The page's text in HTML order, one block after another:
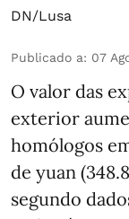
DN/Lusa
Publicado a: 07
O valor das
exterior
homólogos
de yuan
segundo